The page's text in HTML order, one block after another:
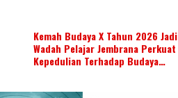
Kemah Budaya X Tahun 2026 Jadi
Wadah Pelajar Jembrana Perkuat
Kepedulian Terhadap Budaya